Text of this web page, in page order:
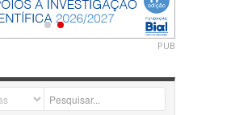
PUB